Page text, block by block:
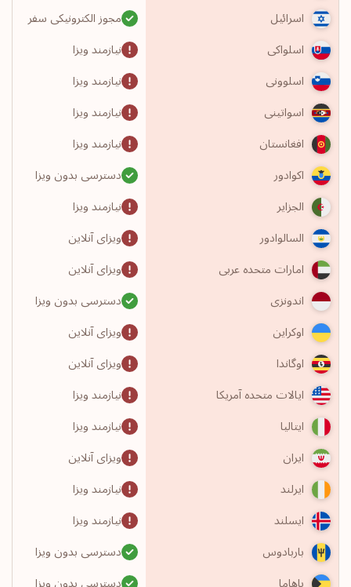
اسرائیل
مجوز الکترونیکی سفر
اسلواکی
نیازمند ویزا
اسلوونی
نیازمند ویزا
اسواتینی
نیازمند ویزا
افغانستان
نیازمند ویزا
اکوادور
دسترسی بدون ویزا
الجزایر
نیازمند ویزا
السالوادور
ویزای آنلاین
امارات متحده عربی
ویزای آنلاین
اندونزی
دسترسی بدون ویزا
اوکراین
ویزای آنلاین
اوگاندا
ویزای آنلاین
ایالات متحده آمریکا
نیازمند ویزا
ایتالیا
نیازمند ویزا
ایران
ویزای آنلاین
ایرلند
نیازمند ویزا
ایسلند
نیازمند ویزا
باربادوس
دسترسی بدون ویزا